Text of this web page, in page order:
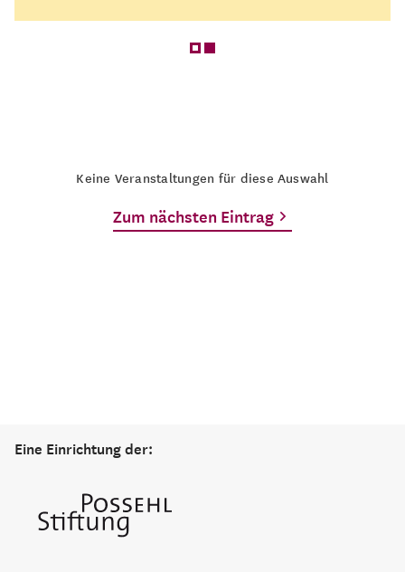
Keine Veranstaltungen für diese Auswahl
Zum nächsten Eintrag
Eine Einrichtung der: